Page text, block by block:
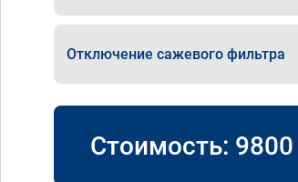
Отключение сажевого фильтра
Стоимость: 9800